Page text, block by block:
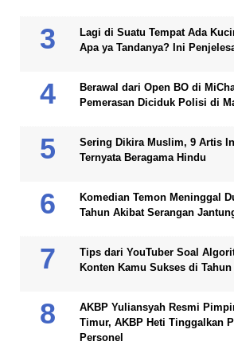
Lagi di Suatu Tempat Ada
Apa ya Tandanya? Ini
Berawal dari Open BO di
Pemerasan Diciduk Polisi di
Sering Dikira Muslim, 9 Artis
Ternyata Beragama Hindu
Komedian Temon Meninggal
Tahun Akibat Serangan
Tips dari YouTuber Soal
Konten Kamu Sukses di Tahun
AKBP Yuliansyah Resmi
Timur, AKBP Heti Tinggalkan
Personel